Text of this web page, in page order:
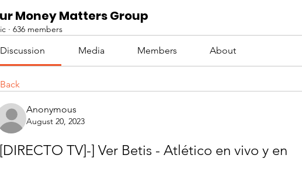
Money Matters Group
· 636 members
Discussion Media Members About
Back
Anonymous
August 20, 2023
TV]-] Ver Betis - Atlético en vivo y en